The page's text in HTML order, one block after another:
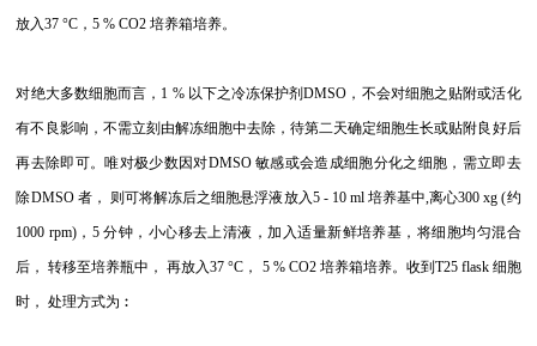
放入37 °C，5 % CO2 培养箱培养。
对绝大多数细胞而言，1 % 以下之冷冻保护剂DMSO，不会对细胞之贴附或活化
有不良影响，不需立刻由解冻细胞中去除，待第二天确定细胞生长或贴附良好后
再去除即可。唯对极少数因对DMSO 敏感或会造成细胞分化之细胞，需立即去
除DMSO 者， 则可将解冻后之细胞悬浮液放入5 - 10 ml 培养基中,离心300 xg (约
1000 rpm)，5 分钟，小心移去上清液，加入适量新鲜培养基，将细胞均匀混合
后， 转移至培养瓶中， 再放入37 °C， 5 % CO2 培养箱培养。收到T25 flask 细胞
时， 处理方式为︰